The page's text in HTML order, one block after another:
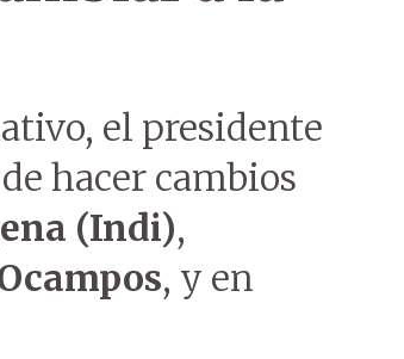
el presidente
hacer cambios
(Indi),
, y en